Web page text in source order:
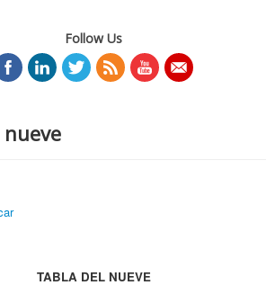
Follow Us
TABLA DEL NUEVE